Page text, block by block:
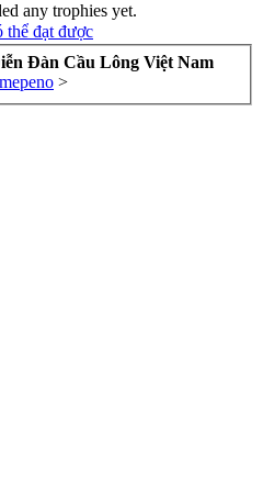
any trophies yet.
thể đạt được
Đàn Cầu Lông Việt Nam
>